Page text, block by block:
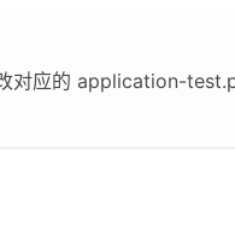
对应的 application-